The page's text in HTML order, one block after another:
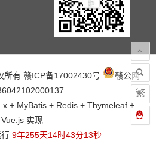
所有 赣ICP备17002430号
赣公网
+ MyBatis + Redis + Thymeleaf +
Vue.js 实现
9年255天14时43分13秒
繁